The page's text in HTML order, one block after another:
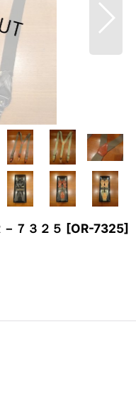
７３２５ [OR-7325]